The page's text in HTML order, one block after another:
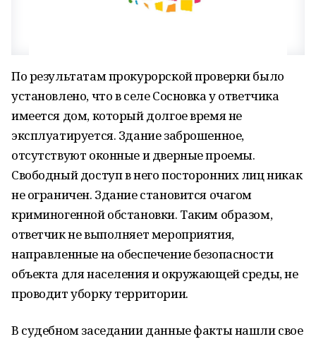
По результатам прокурорской проверки было
установлено, что в селе Сосновка у ответчика
имеется дом, который долгое время не
эксплуатируется. Здание заброшенное,
отсутствуют оконные и дверные проемы.
Свободный доступ в него посторонних лиц никак
не ограничен. Здание становится очагом
криминогенной обстановки. Таким образом,
ответчик не выполняет мероприятия,
направленные на обеспечение безопасности
объекта для населения и окружающей среды, не
проводит уборку территории.
В судебном заседании данные факты нашли свое